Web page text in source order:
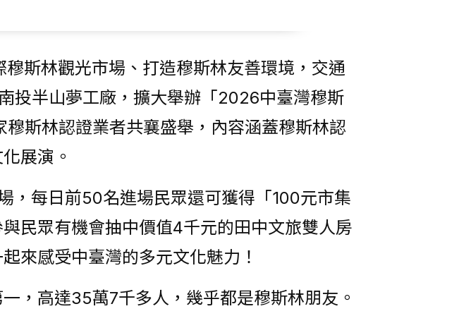
斯林觀光市場、打造穆斯林友善環境，交通
投半山夢工廠，擴大舉辦「2026中臺灣穆斯
斯林認證業者共襄盛舉，內容涵蓋穆斯林認
展演。
，每日前50名進場民眾還可獲得「100元市集
民眾有機會抽中價值4千元的田中文旅雙人房
來感受中臺灣的多元文化魅力！
，高達35萬7千多人，幾乎都是穆斯林朋友。